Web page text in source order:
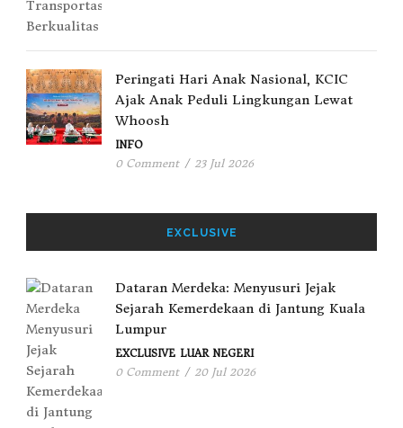
Peringati Hari Anak Nasional, KCIC
Ajak Anak Peduli Lingkungan Lewat
Whoosh
INFO
0 Comment / 23 Jul 2026
EXCLUSIVE
Dataran Merdeka: Menyusuri Jejak
Sejarah Kemerdekaan di Jantung Kuala
Lumpur
EXCLUSIVE LUAR NEGERI
0 Comment / 20 Jul 2026